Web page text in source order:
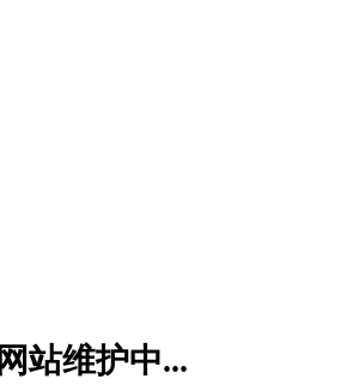
网站维护中...